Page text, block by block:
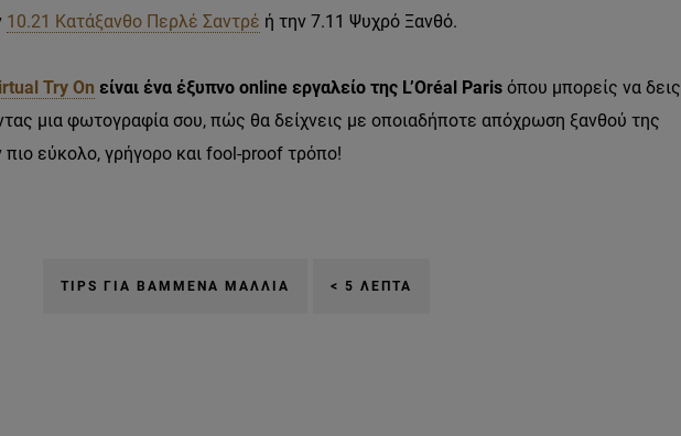
10.21 Κατάξανθο Περλέ Σαντρέ ή την 7.11 Ψυχρό Ξανθό.
Try On είναι ένα έξυπνο online εργαλείο της L’Oréal Paris όπου μπορείς να δεις
μια φωτογραφία σου, πώς θα δείχνεις με οποιαδήποτε απόχρωση ξανθού της
πιο εύκολο, γρήγορο και fool-proof τρόπο!
TIPS ΓΙΑ ΒΑΜΜΈΝΑ ΜΑΛΛΙΆ < 5 ΛΕΠΤΆ